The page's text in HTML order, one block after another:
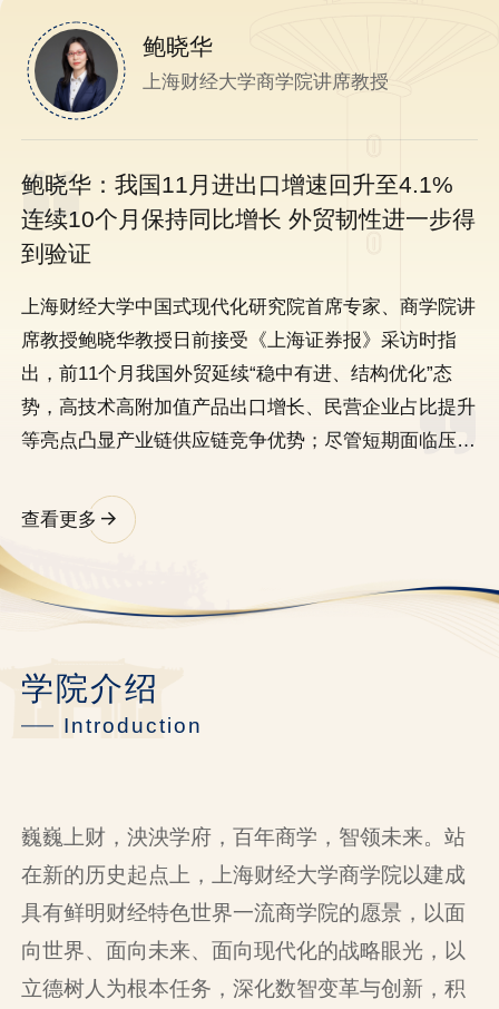
余典范
上海财经大学商学院教授
余典范：构建现代化产业体系关键要实现“五
个根本性转变”
日前，上海财经大学中国式现代化研究院首席专家，上
海市习近平新时代中国特色社会主义思想研究中心特聘
研究员余典范在《解放日报》发文，结合2025年消费市
场运行数据，紧扣中央经济工作会议“坚持内需主导，
建设强大国内市场”的战略部署，从战略意义、现实挑
战、施策路径三个维度展开深度剖析，系统阐述了扩大
动高质量发展的核心价值，精准指出当前制约消费潜能
释放的结构性与体制性堵点，
聂光宇
上海财经大学商学院教授
聂光宇：财政金融联动促内需，协同机制赋
动能
今年，我国设立1000亿元财政金融协同促内需专项资金
（以下简称“专项资金”），通过贷款贴息、融资担保、
风险补偿等工具组合，旨在放大财政乘数效应，更大力
度激发民间投资，促进居民消费。从前几个月的政策实
施情况看，专项资金通过财政与金融深度协同，撬动更
多资源流向消费和实体经济。这一创新实践不仅有效激
以旧换新政策，为扩内需由“政府投入拉动”向“配置优化
驱动”的内生增长转型提供了关键支撑。
江晓东
上海财经大学商学院教授
江晓东：进一步总结好、运用好“义乌发展经
验”
站在“十五五”开局之年这个特殊时间节点上，习近平总
书记作出重要指示，强调结合开展树立和践行正确政绩
观学习教育，把“义乌发展经验”进一步总结好、运用
好。
查看更多
徐飞
上海财经大学商学院教授
徐飞：AI无所不知，我们为何还要亲手翻开
经典？
在AI全面渗透的当下，亲身品读经典，是对“阅读过程
本身即是终极价值”的执着坚守，更是对人类精神主权
的温柔捍卫。曾有人向AI提问：身为硅基智能体，最羡
慕人类的是什么？
查看更多
朱林可
上海财经大学商学院讲席副教授
朱林可：中国外贸结构深刻变革与全球南方
协同合作成关键力量
2025年1至11月，中国货物贸易出口按美元计算实现
5.4%的稳健增长。在这一总体表现背后，中国外贸格
局正经历一场静水深流式的结构性变革。上海财经大学
商学院副教授朱林可分析认为，中国与全球南方国家之
间日益紧密的协同合作，已成为支撑中国外贸韧性、并
共同塑造全球产业链新格局的关键力量。
鲍晓华
上海财经大学商学院讲席教授
鲍晓华：我国11月进出口增速回升至4.1%
连续10个月保持同比增长 外贸韧性进一步得
到验证
上海财经大学中国式现代化研究院首席专家、商学院讲
席教授鲍晓华教授日前接受《上海证券报》采访时指
出，前11个月我国外贸延续“稳中有进、结构优化”态
势，高技术高附加值产品出口增长、民营企业占比提升
等亮点凸显产业链供应链竞争优势；尽管短期面临压
保持连续性和针对性，我国外贸完全有条件在合理区间
平稳运行。
查看更多
陶学臻
上海财经大学商学院副教授
陶学臻：人工智能赋能教育：超越工具的育
人变革
在以新一代人工智能为代表的科技革命和产业变革加速
演进的大背景下，教育正全面迈向数字化、智能化新阶
段。习近平总书记围绕发展新质生产力和新一代人工智
能作出一系列重要论述，强调要把握创新主导作用，推
动人工智能朝着有益、安全、公平方向健康发展，为教
育主动拥抱AI指明了方向。对高等教育而言，这不仅是
的系统性重塑。
谢家平
上海财经大学商学院讲席教授
谢家平：加快数智供应链发展 建设强大国内
市场
党的二十届四中全会明确了“建设强大国内市场”的部
署，结合这一背景，上海财经大学中国式现代化研究院
首席专家、商学院二级教授谢家平与上海财经大学商学
院博士生徐皖在《解放日报》合作撰文指出，全国统一
大市场与数智供应链需双向赋能——前者为后者提供制
度、要素与规模支撑，后者以技术破解市场堵点，二者
苏东灵
上海财经大学商学院副教授
苏东灵：金融活水启新篇 构筑双向开放新高
地
党的十八大以来，我国金融开放始终坚持“稳中求进”，
立足国情、审慎研判国际形势，有序拓展开放路径，为
实体经济发展和金融资源配置优化提供了有力支撑。
查看更多
Introduction
在新的历史起点上，上海财经大学商学院以建成
具有鲜明财经特色世界一流商学院的愿景，以面
向世界、面向未来、面向现代化的战略眼光，以
立德树人为根本任务，深化数智变革与创新，积
极推动商学教育高质量发展，努力为中华民族伟